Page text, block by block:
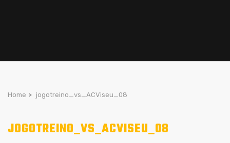
Home > jogotreino_vs_ACViseu_08
JOGOTREINO_VS_ACVISEU_08